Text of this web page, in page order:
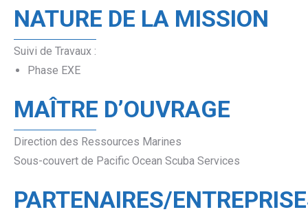
NATURE DE LA MISSION
Suivi de Travaux :
Phase EXE
MAÎTRE D’OUVRAGE
Direction des Ressources Marines
Sous-couvert de Pacific Ocean Scuba Services
PARTENAIRES/